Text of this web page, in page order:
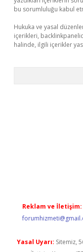
bu sorumluluğu kabul
Hukuka ve yasal
içerikleri,
halinde, ilgili içerikler
Reklam ve İletişim:
Yasal Uyarı: Sitemiz,